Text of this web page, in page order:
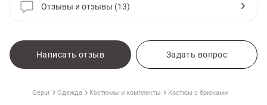
Отзывы и отзывы (13)
Написать отзыв Задать вопрос
Gepur Одежда Костюмы и комплекты Костюм с брюками